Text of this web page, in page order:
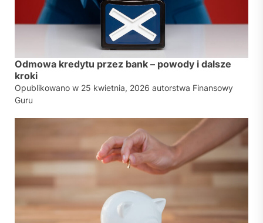
Odmowa kredytu przez bank – powody i dalsze
kroki
Opublikowano w 25 kwietnia, 2026 autorstwa Finansowy
Guru